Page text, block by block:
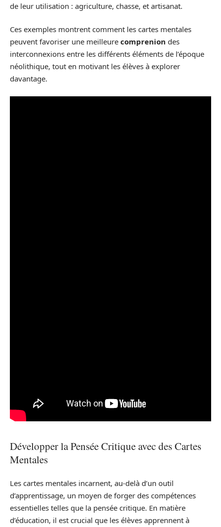
de leur utilisation : agriculture, chasse, et artisanat.
Ces exemples montrent comment les cartes mentales
peuvent favoriser une meilleure comprenion des
interconnexions entre les différents éléments de l’époque
néolithique, tout en motivant les élèves à explorer
davantage.
Développer la Pensée Critique avec des Cartes
Mentales
Les cartes mentales incarnent, au-delà d’un outil
d’apprentissage, un moyen de forger des compétences
essentielles telles que la pensée critique. En matière
d’éducation, il est crucial que les élèves apprennent à